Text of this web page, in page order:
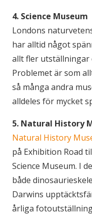
4. Science Museum
Londons
har alltid något
allt fler utställningar
Problemet är som
så många andra
alldeles för mycket
5. Natural History
Natural History
på Exhibition Road
Science Museum. I
både
Darwins
årliga